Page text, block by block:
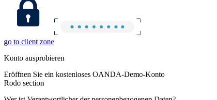
go to client zone
Konto ausprobieren
Eröffnen Sie ein kostenloses OANDA-Demo-Konto
Rodo section